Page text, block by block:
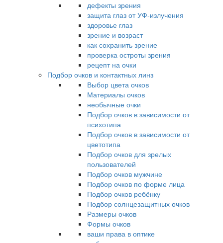
дефекты зрения
защита глаз от УФ-излучения
здоровье глаз
зрение и возраст
как сохранить зрение
проверка остроты зрения
рецепт на очки
Подбор очков и контактных линз
Выбор цвета очков
Материалы очков
необычные очки
Подбор очков в зависимости от
психотипа
Подбор очков в зависимости от
цветотипа
Подбор очков для зрелых
пользователей
Подбор очков мужчине
Подбор очков по форме лица
Подбор очков ребёнку
Подбор солнцезащитных очков
Размеры очков
Формы очков
ваши права в оптике